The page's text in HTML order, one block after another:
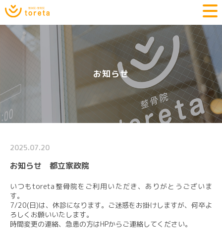
お知らせ
2025.07.20
お知らせ 都立家政院
いつもtoreta整骨院をご利用いただき、ありがとうございま
す。
7/20(日)は、休診になります。ご迷惑をお掛けしますが、何卒よ
ろしくお願いいたします。
時間変更の連絡、急患の方はHPからご連絡してください。